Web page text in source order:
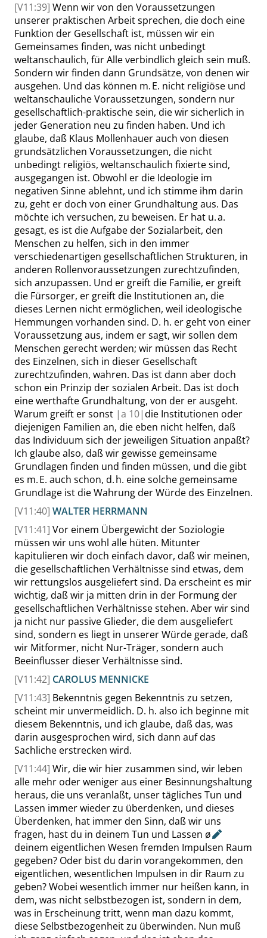
[V11:39] Wenn wir von den Voraussetzungen
unserer praktischen Arbeit sprechen, die doch eine
Funktion der Gesellschaft ist, müssen wir ein
Gemeinsames finden, was nicht unbedingt
weltanschaulich, für Alle verbindlich gleich sein muß.
Sondern wir finden dann Grundsätze, von denen wir
ausgehen. Und das können m. E. nicht religiöse und
weltanschauliche Voraussetzungen, sondern nur
gesellschaftlich-praktische sein, die wir sicherlich in
jeder Generation neu zu finden haben. Und ich
glaube, daß Klaus Mollenhauerauch von diesen
grundsätzlichen Voraussetzungen, die nicht
unbedingt religiös, weltanschaulich fixierte sind,
ausgegangen ist. Obwohl er die Ideologie im
negativen Sinne ablehnt, und ich stimme ihm darin
zu, geht er doch von einer Grundhaltung aus. Das
möchte ich versuchen, zu beweisen. Er hat u. a.
gesagt, es ist die Aufgabe der Sozialarbeit, den
Menschen zu helfen, sich in den immer
verschiedenartigen gesellschaftlichen Strukturen, in
anderen Rollenvoraussetzungen zurechtzufinden,
sich anzupassen. Und er greift die Familie, er greift
die Fürsorger, er greift die Institutionen an, die
dieses Lernen nicht ermöglichen, weil ideologische
Hemmungen vorhanden sind. D. h. er geht von einer
Voraussetzung aus, indem er sagt, wir sollen dem
Menschen gerecht werden; wir müssen das Recht
des Einzelnen, sich in dieser Gesellschaft
zurechtzufinden, wahren. Das ist dann aber doch
schon ein Prinzip der sozialen Arbeit. Das ist doch
eine werthafte Grundhaltung, von der er ausgeht.
Warum greift er sonst |a 10|die Institutionen oder
diejenigen Familien an, die eben nicht helfen, daß
das Individuum sich der jeweiligen Situation anpaßt?
Ich glaube also, daß wir gewisse gemeinsame
Grundlagen finden und finden müssen, und die gibt
es m. E. auch schon, d. h. eine solche gemeinsame
Grundlage ist die Wahrung der Würde des Einzelnen.
[V11:40] WALTER HERRMANN
[V11:41] Vor einem Übergewicht der Soziologie
müssen wir uns wohl alle hüten. Mitunter
kapitulieren wir doch einfach davor, daß wir meinen,
die gesellschaftlichen Verhältnisse sind etwas, dem
wir rettungslos ausgeliefert sind. Da erscheint es mir
wichtig, daß wir ja mitten drin in der Formung der
gesellschaftlichen Verhältnisse stehen. Aber wir sind
ja nicht nur passive Glieder, die dem ausgeliefert
sind, sondern es liegt in unserer Würde gerade, daß
wir Mitformer, nicht Nur-Träger, sondern auch
Beeinflusser dieser Verhältnisse sind.
[V11:42] CAROLUS MENNICKE
[V11:43] Bekenntnis gegen Bekenntnis zu setzen,
scheint mir unvermeidlich. D. h. also ich beginne mit
diesem Bekenntnis, und ich glaube, daß das, was
darin ausgesprochen wird, sich dann auf das
Sachliche erstrecken wird.
[V11:44] Wir, die wir hier zusammen sind, wir leben
alle mehr oder weniger aus einer Besinnungshaltung
heraus, die uns veranlaßt, unser tägliches Tun und
Lassen immer wieder zu überdenken, und dieses
Überdenken, hat immer den Sinn, daß wir uns
fragen, hast du in deinem Tun und Lassen ø
deinem eigentlichen Wesen fremden Impulsen Raum
gegeben? Oder bist du darin vorangekommen, den
eigentlichen, wesentlichen Impulsen in dir Raum zu
geben? Wobei wesentlich immer nur heißen kann, in
dem, was nicht selbstbezogen ist, sondern in dem,
was in Erscheinung tritt, wenn man dazu kommt,
diese Selbstbezogenheit zu überwinden. Nun muß